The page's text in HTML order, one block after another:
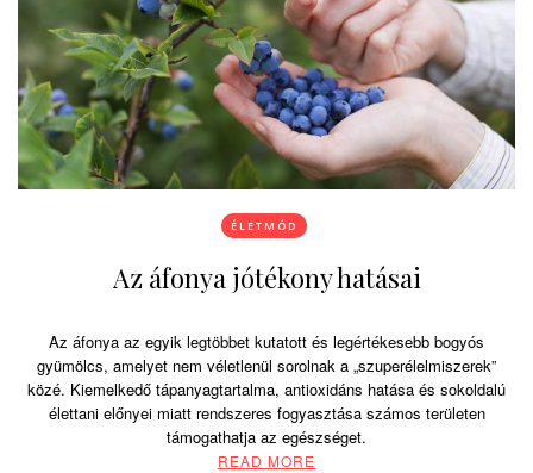
ÉLETMÓD
Az áfonya jótékony hatásai
Az áfonya az egyik legtöbbet kutatott és legértékesebb bogyós
gyümölcs, amelyet nem véletlenül sorolnak a „szuperélelmiszerek”
közé. Kiemelkedő tápanyagtartalma, antioxidáns hatása és sokoldalú
élettani előnyei miatt rendszeres fogyasztása számos területen
támogathatja az egészséget.
READ MORE